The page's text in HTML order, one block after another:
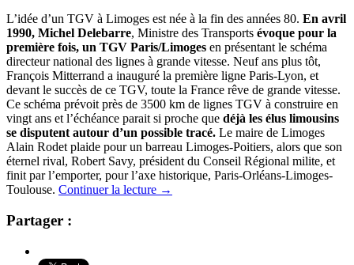
L’idée d’un TGV à Limoges est née à la fin des années 80. En avril
1990, Michel Delebarre, Ministre des Transports évoque pour la
première fois, un TGV Paris/Limoges en présentant le schéma
directeur national des lignes à grande vitesse. Neuf ans plus tôt,
François Mitterrand a inauguré la première ligne Paris-Lyon, et
devant le succès de ce TGV, toute la France rêve de grande vitesse.
Ce schéma prévoit près de 3500 km de lignes TGV à construire en
vingt ans et l’échéance parait si proche que déjà les élus limousins
se disputent autour d’un possible tracé. Le maire de Limoges
Alain Rodet plaide pour un barreau Limoges-Poitiers, alors que son
éternel rival, Robert Savy, président du Conseil Régional milite, et
finit par l’emporter, pour l’axe historique, Paris-Orléans-Limoges-
Toulouse. Continuer la lecture →
Partager :